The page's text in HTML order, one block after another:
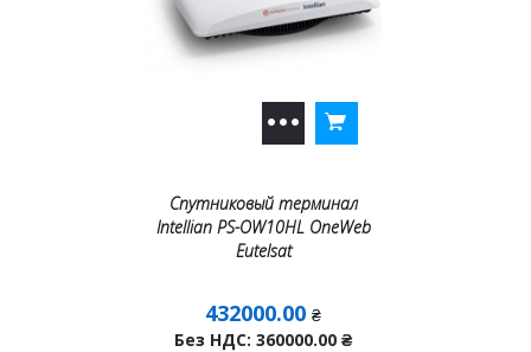
Спутниковый терминал
Intellian PS-OW10HL OneWeb
Eutelsat
432000.00 ₴
Без НДС: 360000.00 ₴